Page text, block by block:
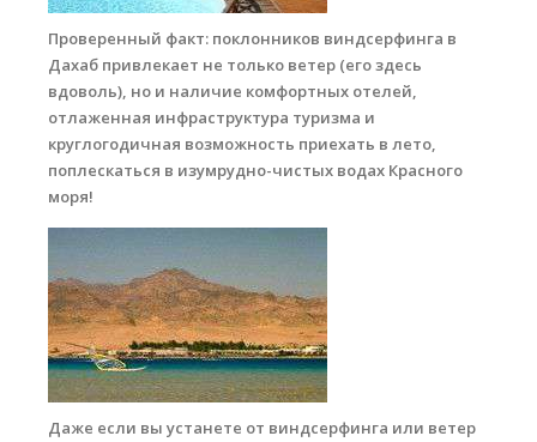
Система скидок
Обучение кайтсерфингу
Контакты
Проверенный факт: поклонников виндсерфинга в
Дахаб привлекает не только ветер (его здесь
вдоволь), но и наличие комфортных отелей,
отлаженная инфраструктура туризма и
круглогодичная возможность приехать в лето,
поплескаться в изумрудно-чистых водах Красного
моря!
view.jpg
Даже если вы устанете от виндсерфинга или ветер